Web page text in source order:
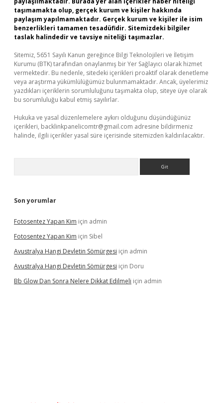
taşımamakta olup, gerçek kurum ve kişiler hakkında
paylaşım yapılmamaktadır. Gerçek kurum ve kişiler ile isim
benzerlikleri tamamen tesadüfidir. Sitemizdeki bilgiler
taslak halindedir ve tavsiye niteliği taşımazlar.
Sitemiz, 5651 Sayılı Kanun gereğince Bilgi Teknolojileri ve İletişim
Kurumu (BTK) tarafından onaylanmış bir Yer Sağlayıcı olarak hizmet
vermektedir. Bu nedenle, sitedeki içerikleri proaktif olarak denetleme
veya araştırma yükümlülüğümüz bulunmamaktadır. Ancak, üyelerimiz
yazdıkları içeriklerin sorumluluğunu taşımakta olup, siteye üye olarak
bu sorumluluğu kabul etmiş sayılırlar.
Hukuka ve yasal düzenlemelere aykırı olduğunu düşündüğünüz
içerikleri, backlinkpanelicomtr@gmail.com adresine bildirmeniz
halinde, ilgili içerikler yasal süre içerisinde sitemizden kaldırılacaktır.
Son yorumlar
Fotosentez Yapan Kim için admin
Fotosentez Yapan Kim için Sibel
Avustralya Hangi Devletin Sömürgesi için admin
Avustralya Hangi Devletin Sömürgesi için Doru
Bb Glow Dan Sonra Nelere Dikkat Edilmeli için admin